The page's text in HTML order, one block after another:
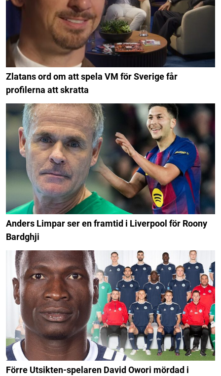
Zlatans ord om att spela VM för Sverige får
profilerna att skratta
Anders Limpar ser en framtid i Liverpool för Roony
Bardghji
Förre Utsikten-spelaren David Owori mördad i